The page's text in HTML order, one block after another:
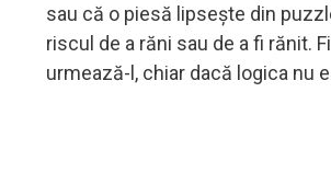
sau că o piesă lipsește din
riscul de a răni sau de a fi rănit.
urmează-l, chiar dacă logica nu